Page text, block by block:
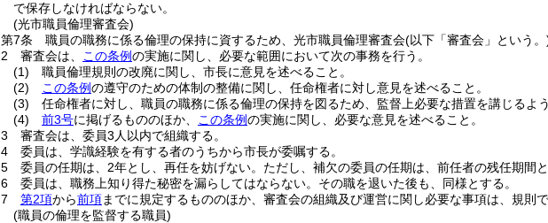
で保存しなければならない。
(光市職員倫理審査会)
第7条
職員の職務に係る倫理の保持に資するため、光市職員倫理審査会(以下「審査会」という。
2
審査会は、 この条例の実施に関し、必要な範囲において次の事務を行う。
(1)
職員倫理規則の改廃に関し、市長に意見を述べること。
(2)
この条例の遵守のための体制の整備に関し、任命権者に対し意見を述べること。
(3)
任命権者に対し、職員の職務に係る倫理の保持を図るため、監督上必要な措置を講じるよ
(4)
前3号に掲げるもののほか、 この条例の実施に関し、必要な意見を述べること。
3
審査会は、委員3人以内で組織する。
4
委員は、学識経験を有する者のうちから市長が委嘱する。
5
委員の任期は、2年とし、再任を妨げない。 ただし、補欠の委員の任期は、前任者の残任期間と
6
委員は、職務上知り得た秘密を漏らしてはならない。 その職を退いた後も、同様とする。
7
第2項から前項までに規定するもののほか、審査会の組織及び運営に関し必要な事項は、規則で
(職員の倫理を監督する職員)